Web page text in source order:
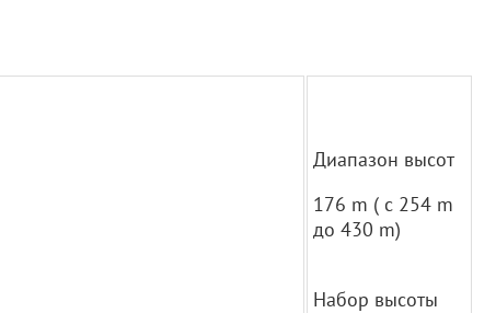
Диапазон высот
176 m ( с 254 m
до 430 m)
Набор высоты